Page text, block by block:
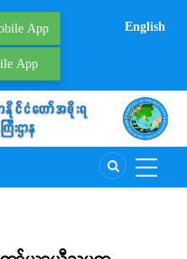
App
App
English